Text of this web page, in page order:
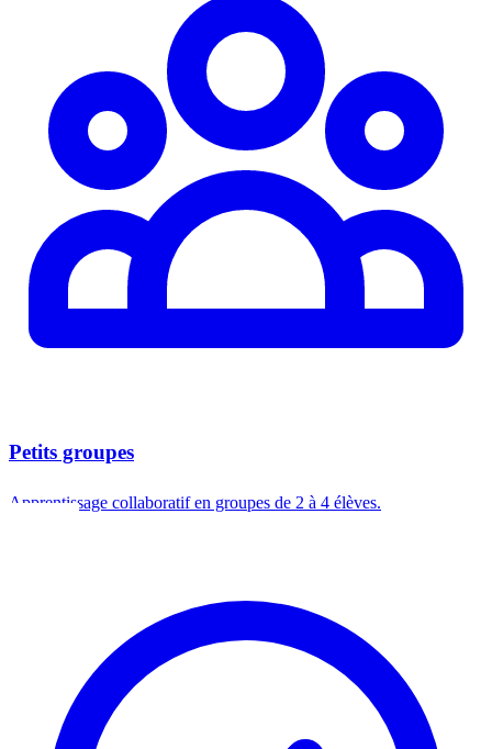
Petits groupes
Apprentissage collaboratif en groupes de 2 à 4 élèves.